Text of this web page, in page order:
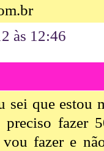
às 12:46
sei que
preciso fazer
vou fazer e